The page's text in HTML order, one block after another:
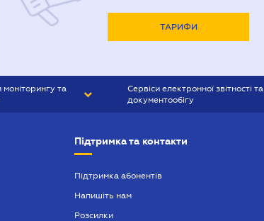
ТАРИФИ
моніторингу та
Сервіси електронної звітності та
документообігу
Підтримка та контакти
Підтримка абонентів
Напишіть нам
Розсилки